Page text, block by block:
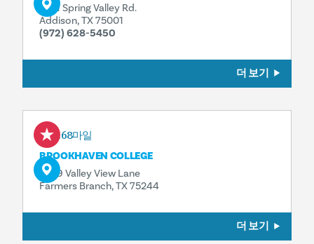
4141 Spring Valley Rd.
Addison, TX 75001
(972) 628-5450
더 보기
0.68마일
BROOKHAVEN COLLEGE
3939 Valley View Lane
Farmers Branch, TX 75244
더 보기